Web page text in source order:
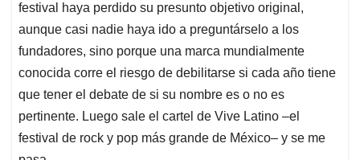
festival haya perdido su presunto objetivo original,
aunque casi nadie haya ido a preguntárselo a los
fundadores, sino porque una marca mundialmente
conocida corre el riesgo de debilitarse si cada año tiene
que tener el debate de si su nombre es o no es
pertinente. Luego sale el cartel de Vive Latino –el
festival de rock y pop más grande de México– y se me